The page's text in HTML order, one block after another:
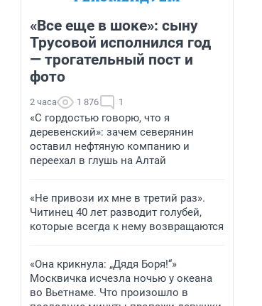
«Все еще в шоке»: сыну
Трусовой исполнился год
— трогательный пост и
фото
2 часа 1 876 1
«С гордостью говорю, что я
деревенский»: зачем северянин
оставил нефтяную компанию и
переехал в глушь на Алтай
«Не привози их мне в третий раз».
Читинец 40 лет разводит голубей,
которые всегда к нему возвращаются
«Она крикнула: „Дядя Боря!“»
Москвичка исчезла ночью у океана
во Вьетнаме. Что произошло в